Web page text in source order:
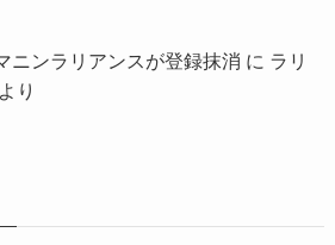
ニンラリアンスが登録抹消 に ラリ
より